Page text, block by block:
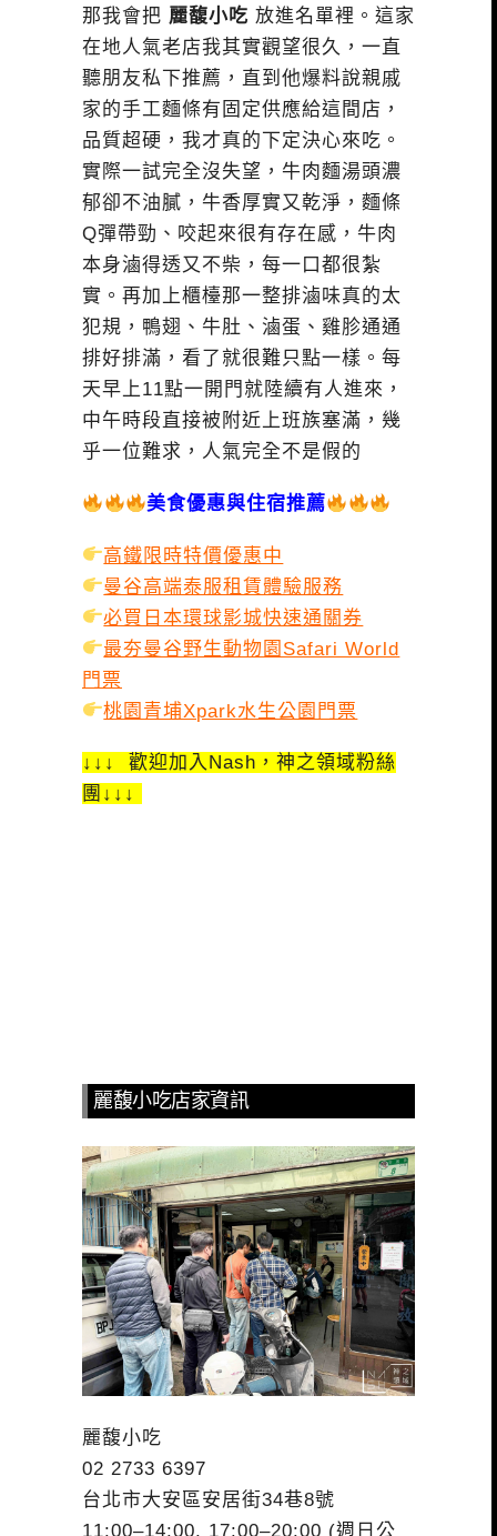
那我會把 麗馥小吃 放進名單裡。這家
在地人氣老店我其實觀望很久，一直
聽朋友私下推薦，直到他爆料說親戚
家的手工麵條有固定供應給這間店，
品質超硬，我才真的下定決心來吃。
實際一試完全沒失望，牛肉麵湯頭濃
郁卻不油膩，牛香厚實又乾淨，麵條
Q彈帶勁、咬起來很有存在感，牛肉
本身滷得透又不柴，每一口都很紮
實。再加上櫃檯那一整排滷味真的太
犯規，鴨翅、牛肚、滷蛋、雞胗通通
排好排滿，看了就很難只點一樣。每
天早上11點一開門就陸續有人進來，
中午時段直接被附近上班族塞滿，幾
乎一位難求，人氣完全不是假的
美食優惠與住宿推薦
高鐵限時特價優惠中
曼谷高端泰服租賃體驗服務
必買日本環球影城快速通關券
最夯曼谷野生動物園Safari World
門票
桃園青埔Xpark水生公園門票
↓↓↓ 歡迎加入Nash，神之領域粉絲
團↓↓↓
麗馥小吃店家資訊
麗馥小吃
02 2733 6397
台北市大安區安居街34巷8號
11:00–14:00, 17:00–20:00 (週日公